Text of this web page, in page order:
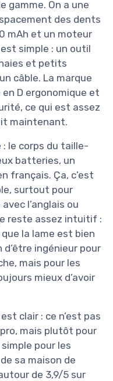
gamme. On a une
des dents
mAh et un moteur
simple : un outil
et petits
câble. La marque
D ergonomique et
ce qui est assez
maintenant.
: le corps du taille-
batteries, un
français. Ça, c’est
surtout pour
avec l’anglais ou
reste assez intuitif :
la lame est bien
d’être ingénieur pour
mais pour les
mieux d’avoir
clair : ce n’est pas
mais plutôt pour
pour les
sa maison de
de 3,9/5 sur